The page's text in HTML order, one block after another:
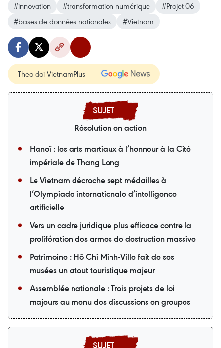
#innovation
#transformation numérique
#Projet 06
#bases de données nationales
#Vietnam
Theo dõi VietnamPlus
Résolution en action
Hanoï : les arts martiaux à l’honneur à la Cité
impériale de Thang Long
Le Vietnam décroche sept médailles à
l’Olympiade internationale d’intelligence
artificielle
Vers un cadre juridique plus efficace contre la
prolifération des armes de destruction massive
Patrimoine : Hô Chi Minh-Ville fait de ses
musées un atout touristique majeur
Assemblée nationale : Trois projets de loi
majeurs au menu des discussions en groupes